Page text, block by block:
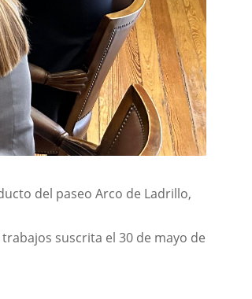
del paseo Arco de Ladrillo,
suscrita el 30 de mayo de